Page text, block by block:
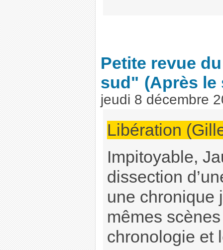
Petite revue
sud" (Après le
jeudi 8 décembre
Libération
Impitoyable,
dissection
une chronique
mêmes
chronologie et